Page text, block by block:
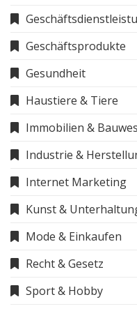
Geschäftsprodukte
Gesundheit
Haustiere & Tiere
Immobilien &
Industrie &
Internet Marketing
Kunst &
Mode & Einkaufen
Recht & Gesetz
Sport & Hobby